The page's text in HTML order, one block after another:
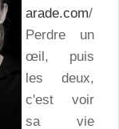
arade.com/
Perdre un
œil, puis
les deux,
c'est voir
sa vie